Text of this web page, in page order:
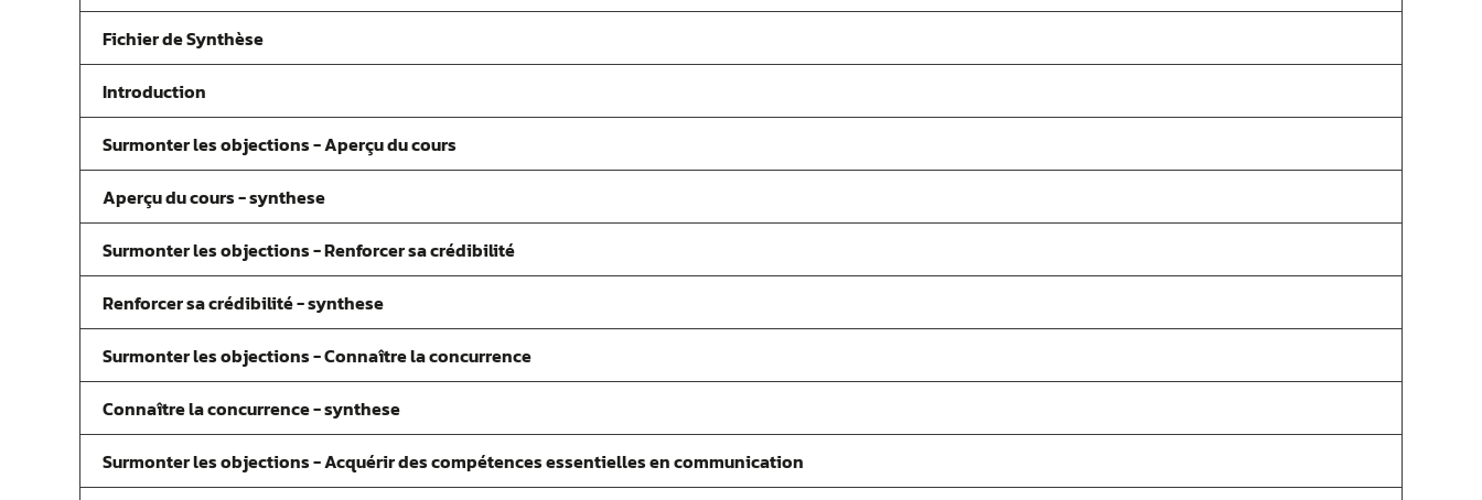
Fichier de Synthèse
Introduction
Surmonter les objections - Aperçu du cours
Aperçu du cours - synthese
Surmonter les objections - Renforcer sa crédibilité
Renforcer sa crédibilité - synthese
Surmonter les objections - Connaître la concurrence
Connaître la concurrence - synthese
Surmonter les objections - Acquérir des compétences essentielles en communication